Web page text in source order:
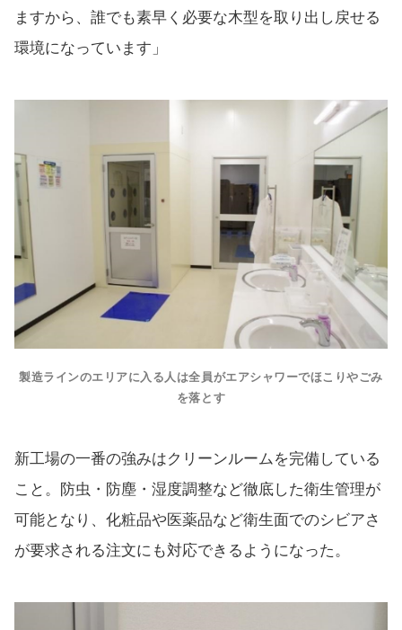
ますから、誰でも素早く必要な木型を取り出し戻せる
環境になっています」
製造ラインのエリアに入る人は全員がエアシャワーでほこりやごみ
を落とす
新工場の一番の強みはクリーンルームを完備している
こと。防虫・防塵・湿度調整など徹底した衛生管理が
可能となり、化粧品や医薬品など衛生面でのシビアさ
が要求される注文にも対応できるようになった。